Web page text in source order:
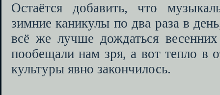
Остаётся добавить, что
зимние каникулы по два раза в
всё же лучше дождаться
пообещали нам зря, а вот тепло в
культуры явно закончилось.